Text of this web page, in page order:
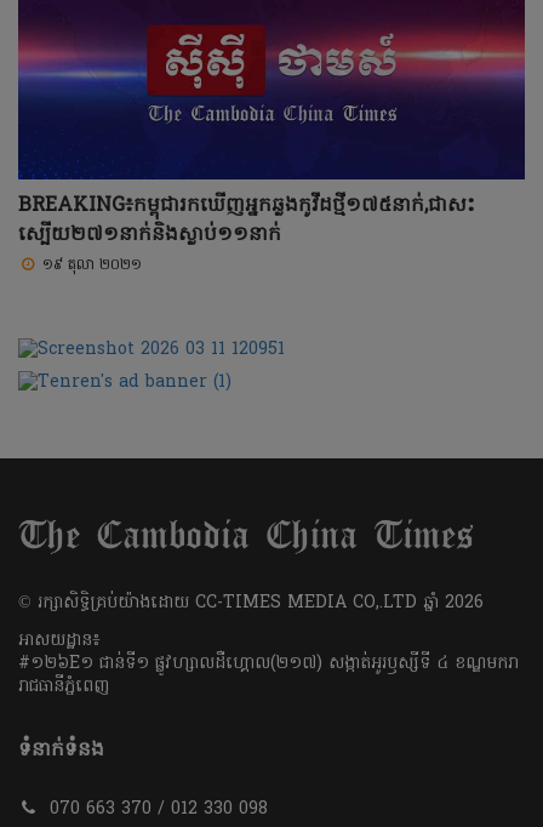
BREAKING៖កម្ពុជារកឃើញអ្នកឆ្លងកូវីដថ្មី១៧៥នាក់,ជាសះ
ស្បើយ២៧១នាក់និងស្លាប់១១នាក់
១៩ តុលា ២០២១
​© រក្សា​សិទ្ធិ​គ្រប់​យ៉ាង​ដោយ​ CC-TIMES MEDIA CO,.LTD ឆ្នាំ​ 2026
អាសយដ្ឋាន៖
#១២៦E១ ជាន់ទី១ ផ្លូវហ្សាលដឺហ្គោល(២១៧) សង្កាត់អូរឫស្សីទី ៤ ខណ្ឌមករា
រាជធានីភ្នំពេញ
ទំនាក់ទំនង
070 663 370 / 012 330 098